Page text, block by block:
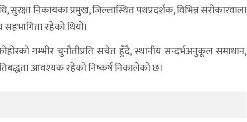
सुरक्षा निकायका प्रमुख, जिल्लास्थित पथप्रदर्शक, विभिन्न सरोकारवाला
सहभागिता रहेको थियो।
गम्भीर चुनौतीप्रति सचेत हुँदै, स्थानीय सन्दर्भअनुकूल समाधान,
आवश्यक रहेको निष्कर्ष निकालेको छ।